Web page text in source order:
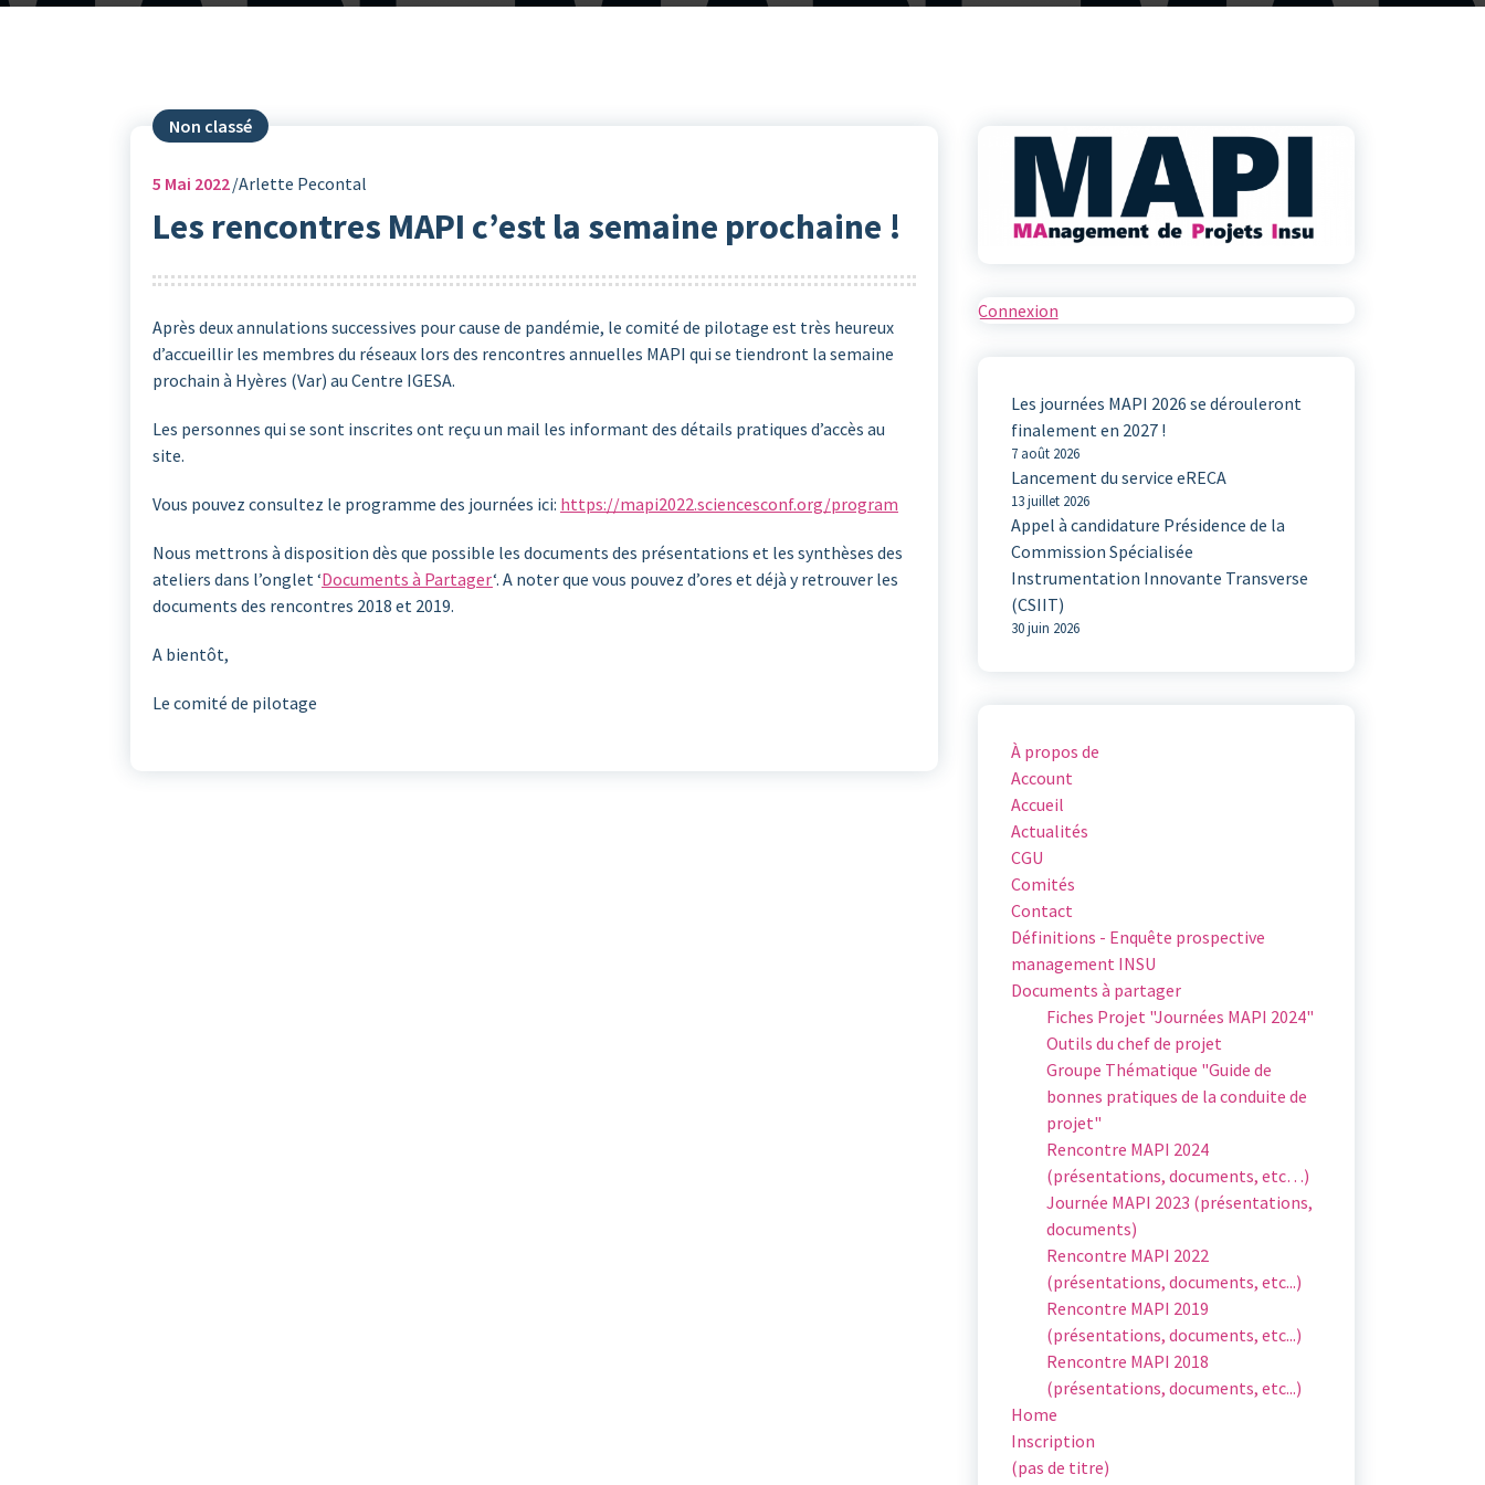
Non classé
5 Mai 2022 Arlette Pecontal
Les rencontres MAPI c’est la semaine prochaine !
Après deux annulations successives pour cause de pandémie, le comité de pilotage est très heureux
d’accueillir les membres du réseaux lors des rencontres annuelles MAPI qui se tiendront la semaine
prochain à Hyères (Var) au Centre IGESA.
Les personnes qui se sont inscrites ont reçu un mail les informant des détails pratiques d’accès au
site.
Vous pouvez consultez le programme des journées ici: https://mapi2022.sciencesconf.org/program
Nous mettrons à disposition dès que possible les documents des présentations et les synthèses des
ateliers dans l’onglet ‘Documents à Partager‘. A noter que vous pouvez d’ores et déjà y retrouver les
documents des rencontres 2018 et 2019.
A bientôt,
Le comité de pilotage
Connexion
Les journées MAPI 2026 se dérouleront
finalement en 2027 !
7 août 2026
Lancement du service eRECA
13 juillet 2026
Appel à candidature Présidence de la
Commission Spécialisée
Instrumentation Innovante Transverse
(CSIIT)
30 juin 2026
À propos de
Account
Accueil
Actualités
CGU
Comités
Contact
Définitions - Enquête prospective
management INSU
Documents à partager
Fiches Projet "Journées MAPI 2024"
Outils du chef de projet
Groupe Thématique "Guide de
bonnes pratiques de la conduite de
projet"
Rencontre MAPI 2024
(présentations, documents, etc…)
Journée MAPI 2023 (présentations,
documents)
Rencontre MAPI 2022
(présentations, documents, etc...)
Rencontre MAPI 2019
(présentations, documents, etc...)
Rencontre MAPI 2018
(présentations, documents, etc...)
Home
Inscription
(pas de titre)